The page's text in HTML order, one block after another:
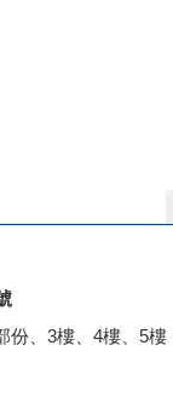
份、3樓、4樓、5樓